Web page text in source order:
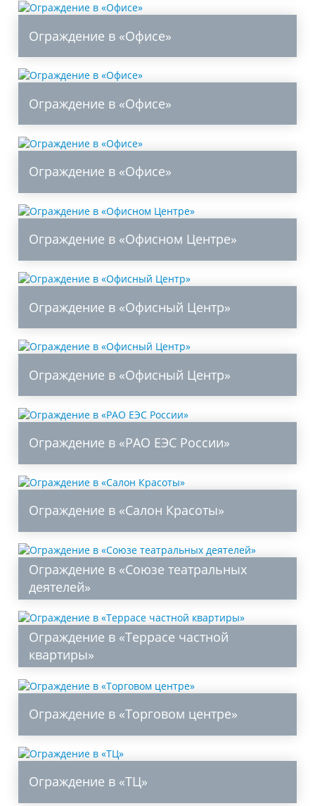
Ограждение в «Офисе»
Ограждение в «Офисе»
Ограждение в «Офисе»
Ограждение в «Офисном Центре»
Ограждение в «Офисный Центр»
Ограждение в «Офисный Центр»
Ограждение в «РАО ЕЭС России»
Ограждение в «Салон Красоты»
Ограждение в «Союзе театральных
деятелей»
Ограждение в «Террасе частной
квартиры»
Ограждение в «Торговом центре»
Ограждение в «ТЦ»